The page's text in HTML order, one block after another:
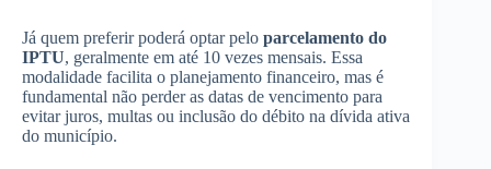
Já quem preferir poderá optar pelo parcelamento do
IPTU, geralmente em até 10 vezes mensais. Essa
modalidade facilita o planejamento financeiro, mas é
fundamental não perder as datas de vencimento para
evitar juros, multas ou inclusão do débito na dívida ativa
do município.